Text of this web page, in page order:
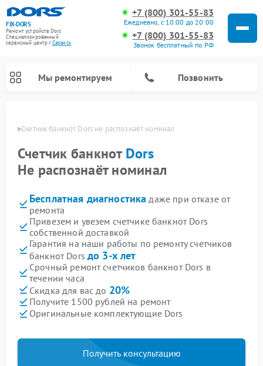
FIX-DORS
Ремонт устройств Dors
Специализированный
cервисный центр г.Саранск
+7 (800) 301-55-83
Ежедневно, с 10:00 до 20:00
+7 (800) 301-55-83
Звонок бесплатный по РФ
Мы ремонтируем Позвонить
Счетчик банкнот Dors не распознаёт номинал
Счетчик банкнот Dors
Не распознаёт номинал
Бесплатная диагностика даже при отказе от
ремонта
Привезем и увезем счетчике банкнот Dors
собственной доставкой
Гарантия на наши работы по ремонту счетчиков
банкнот Dors до 3-х лет
Срочный ремонт счетчиков банкнот Dors в
течении часа
Скидка для вас до 20%
Получите 1500 рублей на ремонт
Оригинальные комплектующие Dors
Получить консультацию